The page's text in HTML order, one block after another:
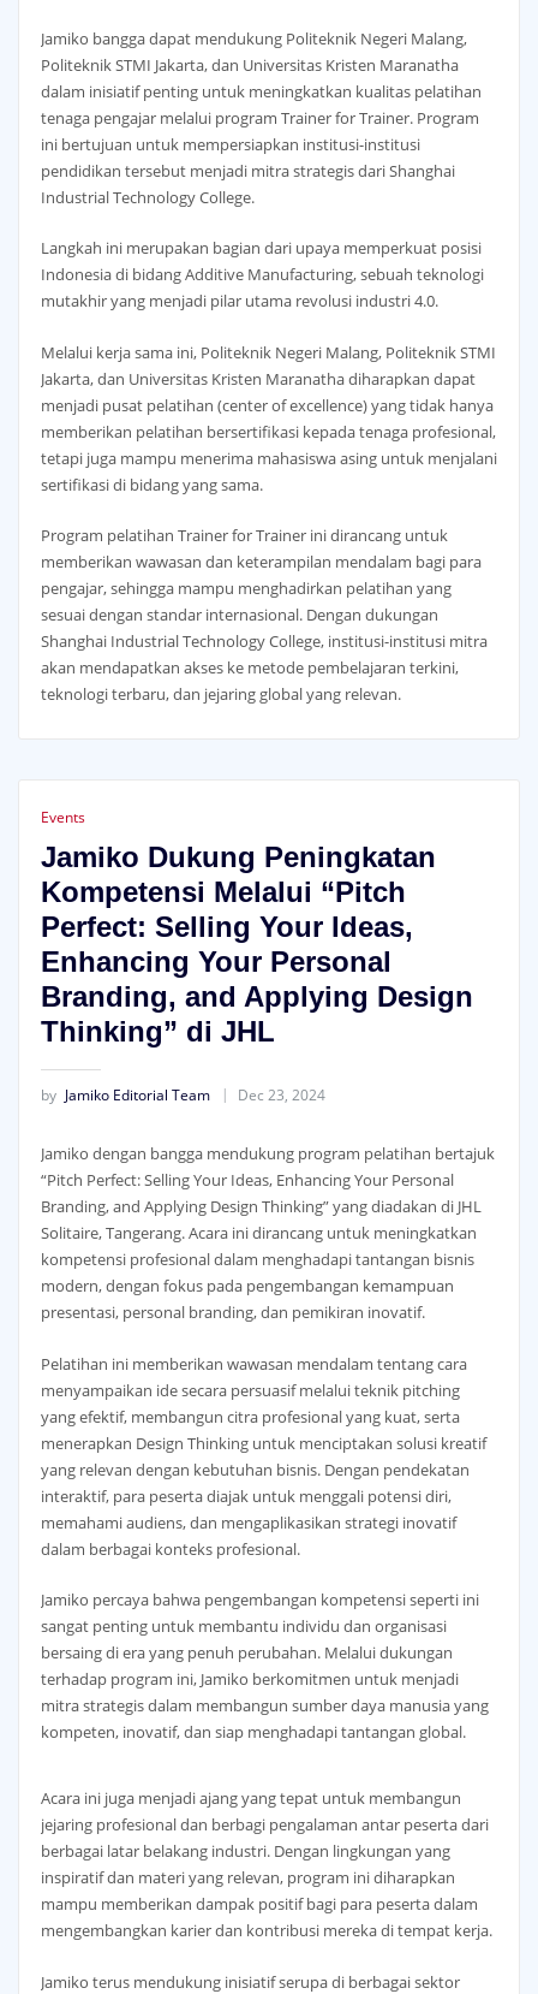
Jamiko bangga dapat mendukung Politeknik Negeri Malang,
Politeknik STMI Jakarta, dan Universitas Kristen Maranatha
dalam inisiatif penting untuk meningkatkan kualitas pelatihan
tenaga pengajar melalui program Trainer for Trainer. Program
ini bertujuan untuk mempersiapkan institusi-institusi
pendidikan tersebut menjadi mitra strategis dari Shanghai
Industrial Technology College.
Langkah ini merupakan bagian dari upaya memperkuat posisi
Indonesia di bidang Additive Manufacturing, sebuah teknologi
mutakhir yang menjadi pilar utama revolusi industri 4.0.
Melalui kerja sama ini, Politeknik Negeri Malang, Politeknik STMI
Jakarta, dan Universitas Kristen Maranatha diharapkan dapat
menjadi pusat pelatihan (center of excellence) yang tidak hanya
memberikan pelatihan bersertifikasi kepada tenaga profesional,
tetapi juga mampu menerima mahasiswa asing untuk menjalani
sertifikasi di bidang yang sama.
Program pelatihan Trainer for Trainer ini dirancang untuk
memberikan wawasan dan keterampilan mendalam bagi para
pengajar, sehingga mampu menghadirkan pelatihan yang
sesuai dengan standar internasional. Dengan dukungan
Shanghai Industrial Technology College, institusi-institusi mitra
akan mendapatkan akses ke metode pembelajaran terkini,
teknologi terbaru, dan jejaring global yang relevan.
Events
Jamiko Dukung Peningkatan
Kompetensi Melalui “Pitch
Perfect: Selling Your Ideas,
Enhancing Your Personal
Branding, and Applying Design
Thinking” di JHL
by Jamiko Editorial Team Dec 23, 2024
Jamiko dengan bangga mendukung program pelatihan bertajuk
“Pitch Perfect: Selling Your Ideas, Enhancing Your Personal
Branding, and Applying Design Thinking” yang diadakan di JHL
Solitaire, Tangerang. Acara ini dirancang untuk meningkatkan
kompetensi profesional dalam menghadapi tantangan bisnis
modern, dengan fokus pada pengembangan kemampuan
presentasi, personal branding, dan pemikiran inovatif.
Pelatihan ini memberikan wawasan mendalam tentang cara
menyampaikan ide secara persuasif melalui teknik pitching
yang efektif, membangun citra profesional yang kuat, serta
menerapkan Design Thinking untuk menciptakan solusi kreatif
yang relevan dengan kebutuhan bisnis. Dengan pendekatan
interaktif, para peserta diajak untuk menggali potensi diri,
memahami audiens, dan mengaplikasikan strategi inovatif
dalam berbagai konteks profesional.
Jamiko percaya bahwa pengembangan kompetensi seperti ini
sangat penting untuk membantu individu dan organisasi
bersaing di era yang penuh perubahan. Melalui dukungan
terhadap program ini, Jamiko berkomitmen untuk menjadi
mitra strategis dalam membangun sumber daya manusia yang
kompeten, inovatif, dan siap menghadapi tantangan global.
Acara ini juga menjadi ajang yang tepat untuk membangun
jejaring profesional dan berbagi pengalaman antar peserta dari
berbagai latar belakang industri. Dengan lingkungan yang
inspiratif dan materi yang relevan, program ini diharapkan
mampu memberikan dampak positif bagi para peserta dalam
mengembangkan karier dan kontribusi mereka di tempat kerja.
Jamiko terus mendukung inisiatif serupa di berbagai sektor